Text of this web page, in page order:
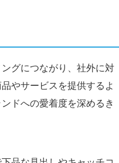
グにつながり、社外に対
やサービスを提供するよ
ドへの愛着度を深めるき